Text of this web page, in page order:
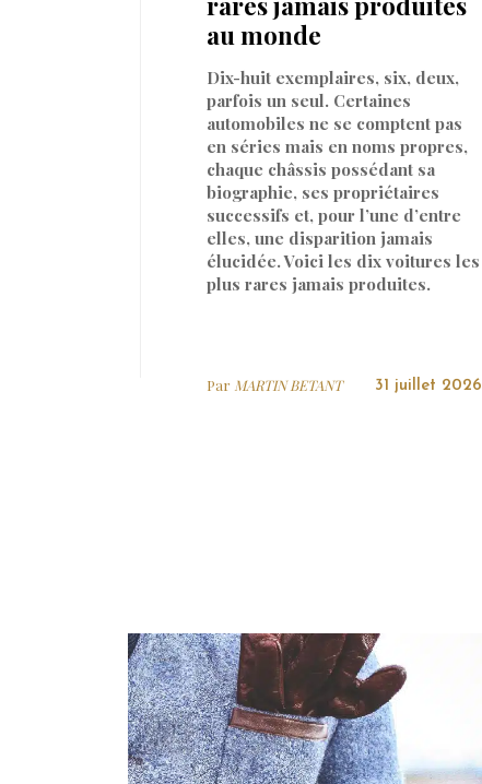
au monde
Dix-huit exemplaires, six, deux,
parfois un seul. Certaines
automobiles ne se comptent pas
en séries mais en noms propres,
chaque châssis possédant sa
biographie, ses propriétaires
successifs et, pour l’une d’entre
elles, une disparition jamais
élucidée. Voici les dix voitures les
plus rares jamais produites.
Par MARTIN BETANT 31 juillet 2026